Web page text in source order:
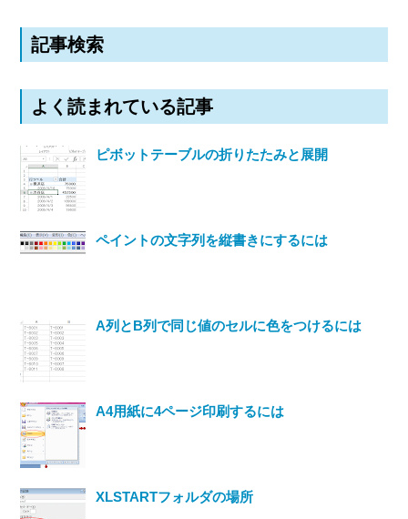
記事検索
よく読まれている記事
ピボットテーブルの折りたたみと展開
ペイントの文字列を縦書きにするには
A列とB列で同じ値のセルに色をつけるには
A4用紙に4ページ印刷するには
XLSTARTフォルダの場所